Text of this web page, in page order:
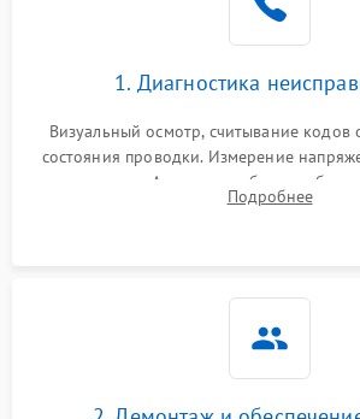
1. Диагностика
Визуальный осмотр, считывание
состояния проводки. Измерение
колодке. Анализ жалоб на
конвекцией, панелью управления или
Подробнее